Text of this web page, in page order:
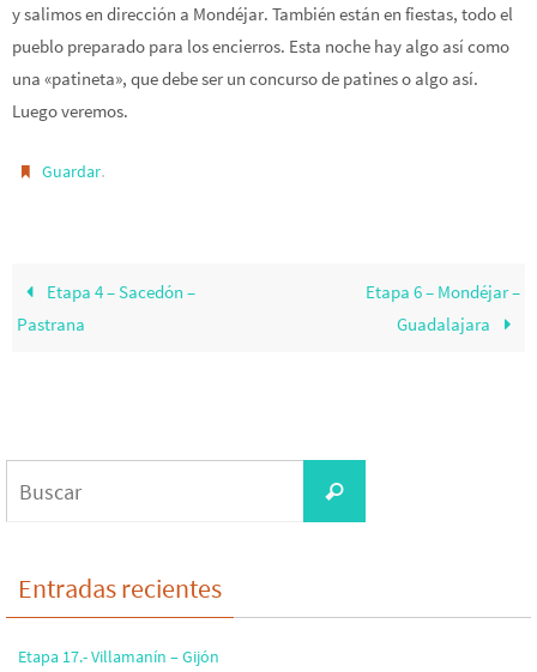
y salimos en dirección a Mondéjar. También están en fiestas, todo el
pueblo preparado para los encierros. Esta noche hay algo así como
una «patineta», que debe ser un concurso de patines o algo así.
Luego veremos.
Guardar.
Etapa 4 – Sacedón –
Pastrana
Etapa 6 – Mondéjar –
Guadalajara
Buscar
Entradas recientes
Etapa 17.- Villamanín – Gijón